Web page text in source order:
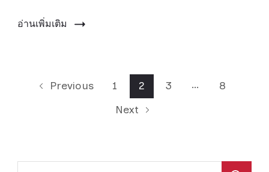
City
อ่านเพิ่มเติม
PostsPrevious Page
1 Page
2 Page
3 … Page
8
Next